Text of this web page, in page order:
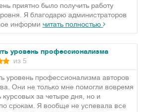
приятно было получить работу
Я благодарю администраторов
информи читать полностью
уровень профессионализма
из 5
уровень профессионализма авторов
Они не только мне помогли вовремя
курсовых за четыре дня, но и
срокам. Я вообще не успевала все